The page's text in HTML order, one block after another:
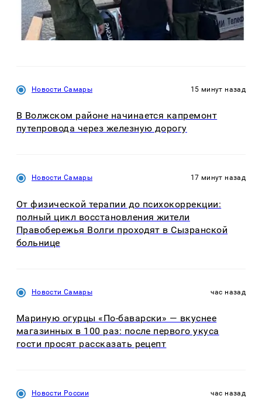
Новости Самары 15 минут назад
В Волжском районе начинается капремонт
путепровода через железную дорогу
Новости Самары 17 минут назад
От физической терапии до психокоррекции:
полный цикл восстановления жители
Правобережья Волги проходят в Сызранской
больнице
Новости Самары час назад
Мариную огурцы «По-баварски» — вкуснее
магазинных в 100 раз: после первого укуса
гости просят рассказать рецепт
Новости России час назад